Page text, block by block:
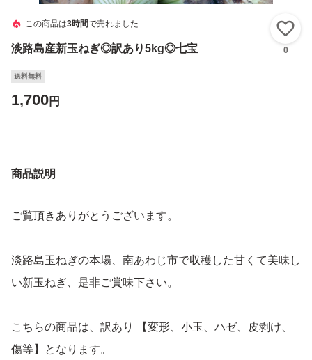
この商品は3時間で売れました
淡路島産新玉ねぎ◎訳あり5kg◎七宝 0
送料無料
1,700円
商品説明
ご覧頂きありがとうございます。
淡路島玉ねぎの本場、南あわじ市で収穫した甘くて美味し
い新玉ねぎ、是非ご賞味下さい。
こちらの商品は、訳あり 【変形、小玉、ハゼ、皮剥け、
傷等】となります。